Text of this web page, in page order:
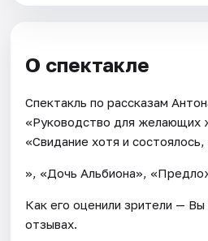
О спектакле
Спектакль по рассказам
«Руководство для желающих
«Свидание хотя и состоялось,
», «Дочь Альбиона»,
Как его оценили зрители —
отзывах.